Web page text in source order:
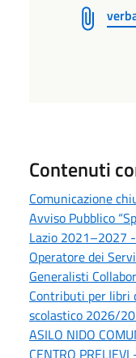
Contenuti
Comunicazione
Avviso Pubblico
Lazio 2021–2027 -
Operatore dei
Generalisti
Contributi per libri
scolastico 2026/
ASILO NIDO
CENTRO